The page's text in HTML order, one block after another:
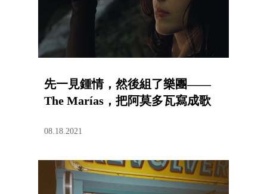
先一見鍾情，然後組了樂團——
The Marías，把阿莫多瓦寫成歌
08.18.2021